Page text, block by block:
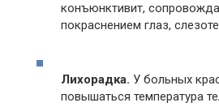
конъюнктивит,
покраснением глаз,
Лихорадка. У больных
повышаться температура